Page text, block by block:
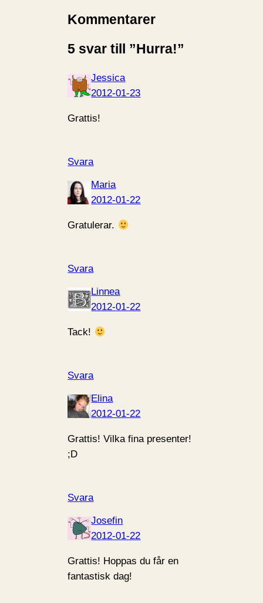
Kommentarer
5 svar till ”Hurra!”
Jessica
2012-01-23
Grattis!
Svara
Maria
2012-01-22
Gratulerar.
Svara
Linnea
2012-01-22
Tack!
Svara
Elina
2012-01-22
Grattis! Vilka fina presenter!
;D
Svara
Josefin
2012-01-22
Grattis! Hoppas du får en
fantastisk dag!